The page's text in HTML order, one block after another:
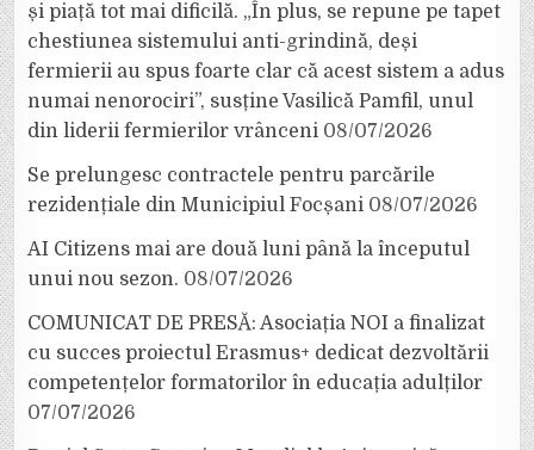
și piață tot mai dificilă. „În plus, se repune pe tapet
chestiunea sistemului anti-grindină, deși
fermierii au spus foarte clar că acest sistem a adus
numai nenorociri”, susține Vasilică Pamfil, unul
din liderii fermierilor vrânceni 08/07/2026
Se prelungesc contractele pentru parcările
rezidențiale din Municipiul Focșani 08/07/2026
AI Citizens mai are două luni până la începutul
unui nou sezon. 08/07/2026
COMUNICAT DE PRESĂ: Asociația NOI a finalizat
cu succes proiectul Erasmus+ dedicat dezvoltării
competențelor formatorilor în educația adulților
07/07/2026